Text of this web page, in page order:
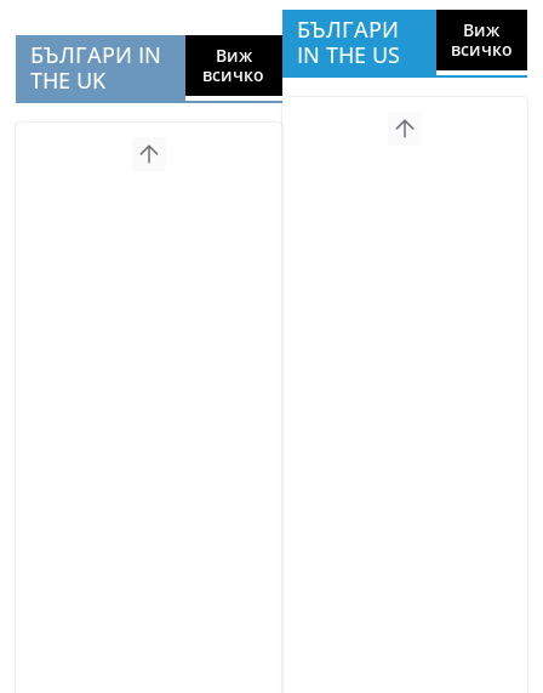
БЪЛГАРИ IN
THE UK
Виж
всичко
БЪЛГАРИ
IN THE US
Виж
всичко